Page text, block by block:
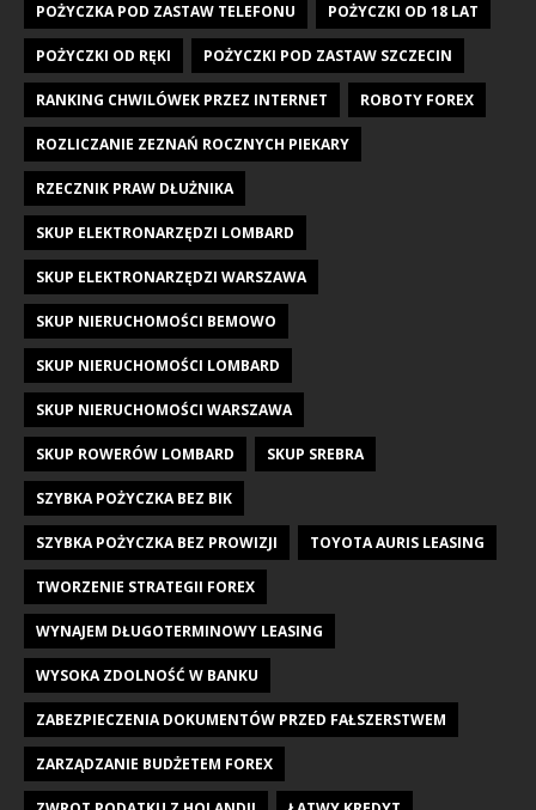
POŻYCZKA POD ZASTAW TELEFONU POŻYCZKI OD 18 LAT
POŻYCZKI OD RĘKI POŻYCZKI POD ZASTAW SZCZECIN
RANKING CHWILÓWEK PRZEZ INTERNET ROBOTY FOREX
ROZLICZANIE ZEZNAŃ ROCZNYCH PIEKARY
RZECZNIK PRAW DŁUŻNIKA
SKUP ELEKTRONARZĘDZI LOMBARD
SKUP ELEKTRONARZĘDZI WARSZAWA
SKUP NIERUCHOMOŚCI BEMOWO
SKUP NIERUCHOMOŚCI LOMBARD
SKUP NIERUCHOMOŚCI WARSZAWA
SKUP ROWERÓW LOMBARD SKUP SREBRA
SZYBKA POŻYCZKA BEZ BIK
SZYBKA POŻYCZKA BEZ PROWIZJI TOYOTA AURIS LEASING
TWORZENIE STRATEGII FOREX
WYNAJEM DŁUGOTERMINOWY LEASING
WYSOKA ZDOLNOŚĆ W BANKU
ZABEZPIECZENIA DOKUMENTÓW PRZED FAŁSZERSTWEM
ZARZĄDZANIE BUDŻETEM FOREX